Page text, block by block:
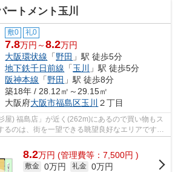
ートメント玉川
敷0 礼0
7.8万円～8.2万円
大阪環状線 「野田 」駅 徒歩5分
地下鉄千日前線 「玉川
」駅 徒歩5分
阪神本線 「野田 」駅 徒歩8分
築18年 / 28.12㎡～29.15㎡
大阪府大阪市福島区玉川 ２丁目
屋) 福島店」が近く(262m)にあるので買い物もス
るのは、街を一望できる眺望良好なエリアです。
8.2万円 (管理費等：7,500円 )
敷金 0万円 礼金 0万円